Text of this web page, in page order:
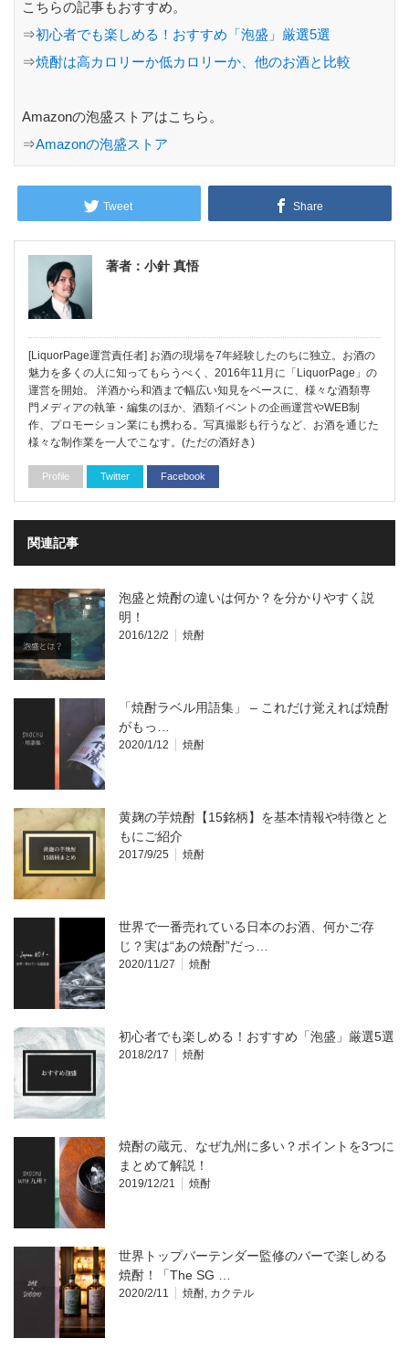
こちらの記事もおすすめ。
⇒初心者でも楽しめる！おすすめ「泡盛」厳選5選
⇒焼酎は高カロリーか低カロリーか、他のお酒と比較
Amazonの泡盛ストアはこちら。
⇒Amazonの泡盛ストア
Tweet Share
著者：小針 真悟
[LiquorPage運営責任者] お酒の現場を7年経験したのちに独立。お酒の
魅力を多くの人に知ってもらうべく、2016年11月に「LiquorPage」の
運営を開始。 洋酒から和酒まで幅広い知見をベースに、様々な酒類専
門メディアの執筆・編集のほか、酒類イベントの企画運営やWEB制
作、プロモーション業にも携わる。写真撮影も行うなど、お酒を通じた
様々な制作業を一人でこなす。(ただの酒好き)
Profile Twitter Facebook
関連記事
泡盛と焼酎の違いは何か？を分かりやすく説
明！
2016/12/2 焼酎
「焼酎ラベル用語集」 – これだけ覚えれば焼酎
がもっ…
2020/1/12 焼酎
黄麹の芋焼酎【15銘柄】を基本情報や特徴とと
もにご紹介
2017/9/25 焼酎
世界で一番売れている日本のお酒、何かご存
じ？実は“あの焼酎”だっ…
2020/11/27 焼酎
初心者でも楽しめる！おすすめ「泡盛」厳選5選
2018/2/17 焼酎
焼酎の蔵元、なぜ九州に多い？ポイントを3つに
まとめて解説！
2019/12/21 焼酎
世界トップバーテンダー監修のバーで楽しめる
焼酎！「The SG …
2020/2/11 焼酎, カクテル